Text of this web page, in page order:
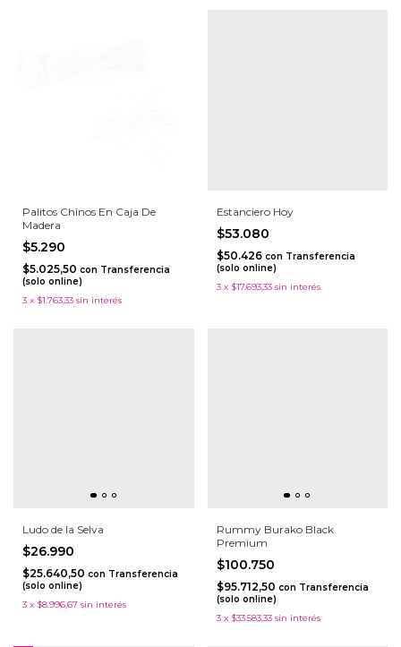
Palitos Chinos En Caja De
Madera
$5.290
$5.025,50 con Transferencia
(solo online)
3 x $1.763,33 sin interés
Estanciero Hoy
$53.080
$50.426 con Transferencia
(solo online)
3 x $17.693,33 sin interés
Ludo de la Selva
$26.990
$25.640,50 con Transferencia
(solo online)
3 x $8.996,67 sin interés
Rummy Burako Black
Premium
$100.750
$95.712,50 con Transferencia
(solo online)
3 x $33.583,33 sin interés